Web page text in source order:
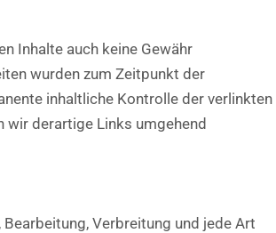
Inhalte auch keine Gewähr
wurden zum Zeitpunkt der
inhaltliche Kontrolle der verlinkten
wir derartige Links umgehend
Verbreitung und jede Art